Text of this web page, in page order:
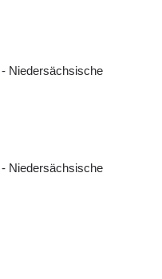
Niedersächsische
Niedersächsische